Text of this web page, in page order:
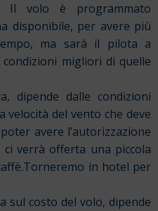
Il volo è programmato
disponibile, per avere più
ma sarà il pilota a
migliori di quelle
dipende dalle condizioni
velocità del vento che deve
avere l’autorizzazione
ci verrà offerta una piccola
in hotel per
sul costo del volo, dipende